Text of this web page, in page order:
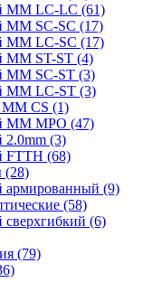
MM LC-LC (61)
MM SC-SC (17)
MM LC-SC (17)
MM ST-ST (4)
MM SC-ST (3)
MM LC-ST (3)
MM CS (1)
MM MPO (47)
2.0mm (3)
FTTH (68)
(28)
армированный (9)
(58)
сверхгибкий (6)
(79)